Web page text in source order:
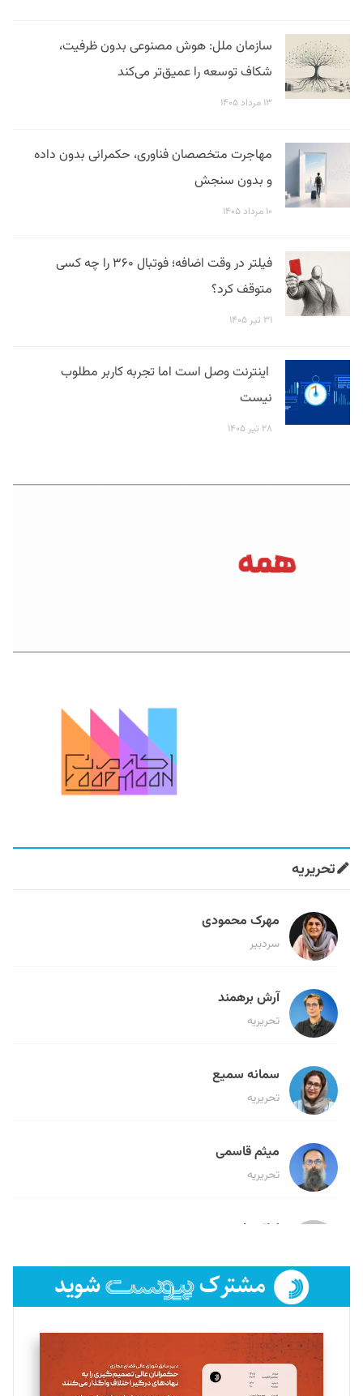
سازمان ملل: هوش مصنوعی بدون ظرفیت،
شکاف توسعه را عمیق‌تر می‌کند
۱۳ مرداد ۱۴۰۵
مهاجرت متخصصان فناوری، حکمرانی بدون داده
و بدون سنجش
۱۰ مرداد ۱۴۰۵
فیلتر در وقت اضافه؛ فوتبال ۳۶۰ را چه کسی
متوقف کرد؟
۳۱ تیر ۱۴۰۵
اینترنت وصل است اما تجربه کاربر مطلوب
نیست
۲۸ تیر ۱۴۰۵
تحریریه
مهرک محمودی
سردبیر
آرش برهمند
تحریریه
سمانه سمیع
تحریریه
میثم قاسمی
تحریریه
لیلا حنارود
فائزه فتحی رستمی
تحریریه
سروش کرمیان